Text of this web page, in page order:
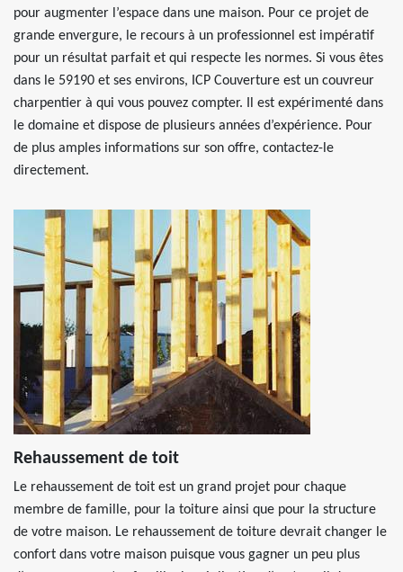
pour augmenter l’espace dans une maison. Pour ce projet de
grande envergure, le recours à un professionnel est impératif
pour un résultat parfait et qui respecte les normes. Si vous êtes
dans le 59190 et ses environs, ICP Couverture est un couvreur
charpentier à qui vous pouvez compter. Il est expérimenté dans
le domaine et dispose de plusieurs années d’expérience. Pour
de plus amples informations sur son offre, contactez-le
directement.
Rehaussement de toit
Le rehaussement de toit est un grand projet pour chaque
membre de famille, pour la toiture ainsi que pour la structure
de votre maison. Le rehaussement de toiture devrait changer le
confort dans votre maison puisque vous gagner un peu plus